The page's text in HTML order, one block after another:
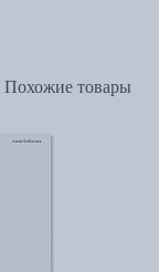
Похожие товары